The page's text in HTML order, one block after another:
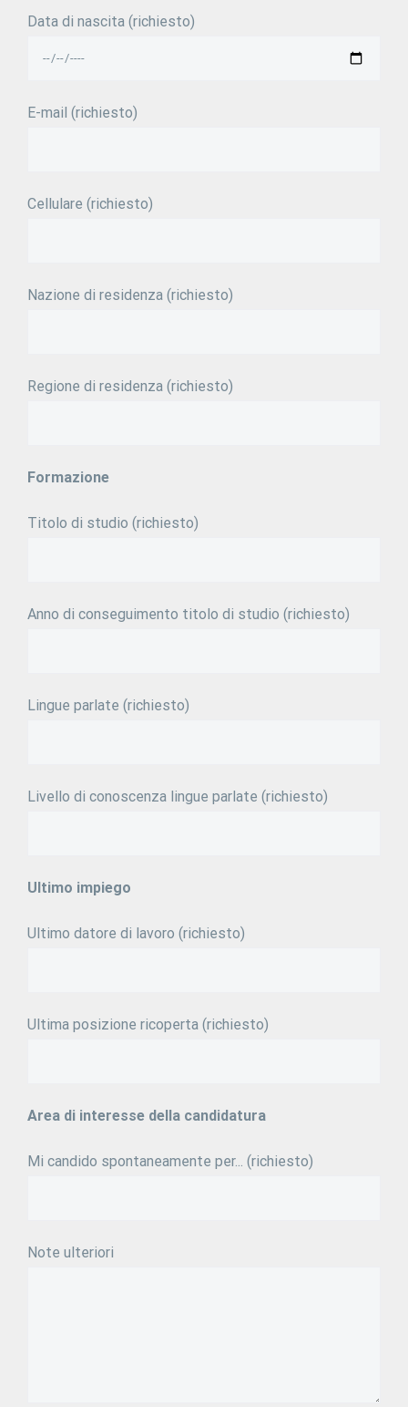
Data di nascita (richiesto)
E-mail (richiesto)
Cellulare (richiesto)
Nazione di residenza (richiesto)
Regione di residenza (richiesto)
Formazione
Titolo di studio (richiesto)
Anno di conseguimento titolo di studio (richiesto)
Lingue parlate (richiesto)
Livello di conoscenza lingue parlate (richiesto)
Ultimo impiego
Ultimo datore di lavoro (richiesto)
Ultima posizione ricoperta (richiesto)
Area di interesse della candidatura
Mi candido spontaneamente per... (richiesto)
Note ulteriori